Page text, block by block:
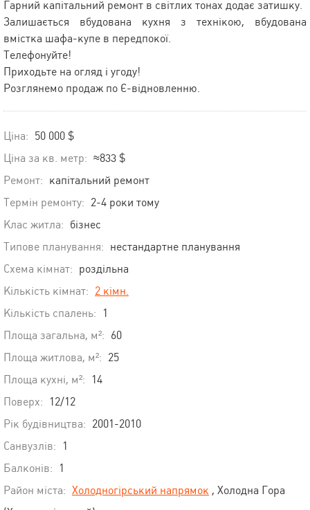
Гарний капітальний ремонт в світлих тонах додає затишку.
Залишається вбудована кухня з технікою, вбудована
вмістка шафа-купе в передпокої.
Телефонуйте!
Приходьте на огляд і угоду!
Розглянемо продаж по Є-відновленню.
Ціна: 50 000 $
Ціна за кв. метр: ≈833 $
Ремонт: капітальний ремонт
Термін ремонту: 2-4 роки тому
Клас житла: бізнес
Типове планування: нестандартне планування
Схема кімнат: роздільна
Кількість кімнат: 2 кімн.
Кількість спалень:
1
Площа загальна, м²: 60
Площа житлова, м²: 25
Площа кухні, м²:
14
Поверх:
12/12
Рік будівництва: 2001-2010
Санвузлів:
1
Балконів:
1
Район міста: Холодногірський напрямок , Холодна Гора